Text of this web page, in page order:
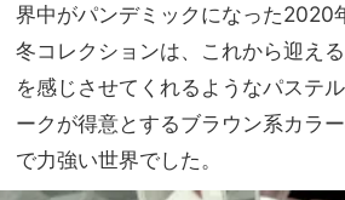
界中がパンデミックになった2020
冬コレクションは、これから迎え
を感じさせてくれるようなパステ
ークが得意とするブラウン系カラ
で力強い世界でした。